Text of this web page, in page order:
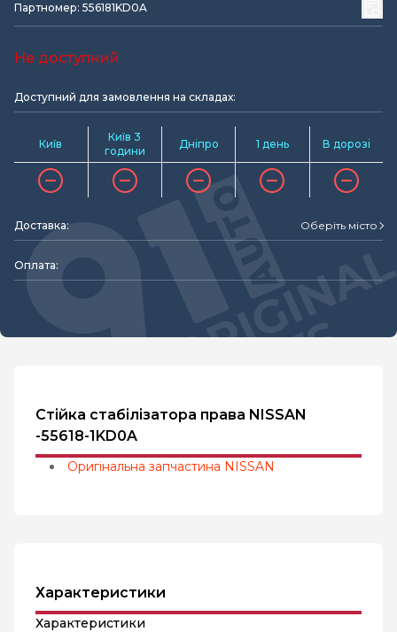
Партномер: 556181KD0A
Не доступний
Доступний для замовлення на складах:
Київ
Київ 3
години
Дніпро 1 день В дорозі
Доставка: Оберіть місто
Оплата:
Стійка стабілізатора права NISSAN
-55618-1KD0A
Оригінальна запчастина NISSAN
Характеристики
Характеристики